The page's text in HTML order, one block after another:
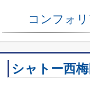
コンフォ
シャトー西